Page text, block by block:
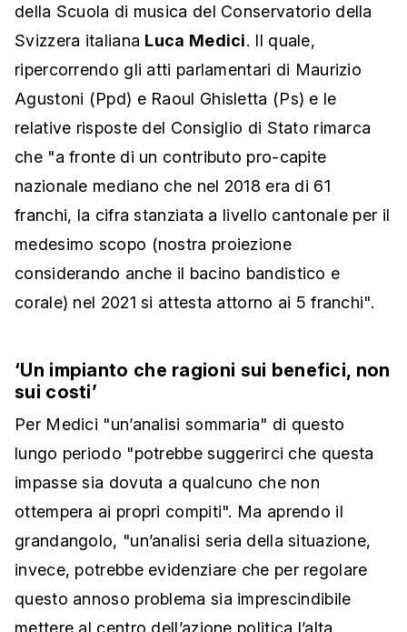
della Scuola di musica del Conservatorio della
Svizzera italiana Luca Medici. Il quale,
ripercorrendo gli atti parlamentari di Maurizio
Agustoni (Ppd) e Raoul Ghisletta (Ps) e le
relative risposte del Consiglio di Stato rimarca
che "a fronte di un contributo pro-capite
nazionale mediano che nel 2018 era di 61
franchi, la cifra stanziata a livello cantonale per il
medesimo scopo (nostra proiezione
considerando anche il bacino bandistico e
corale) nel 2021 si attesta attorno ai 5 franchi".
‘Un impianto che ragioni sui benefici, non
sui costi’
Per Medici "un’analisi sommaria" di questo
lungo periodo "potrebbe suggerirci che questa
impasse sia dovuta a qualcuno che non
ottempera ai propri compiti". Ma aprendo il
grandangolo, "un’analisi seria della situazione,
invece, potrebbe evidenziare che per regolare
questo annoso problema sia imprescindibile